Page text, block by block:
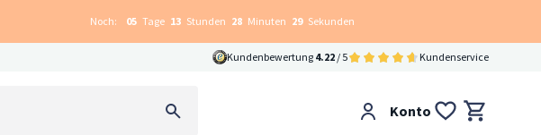
Noch: 05 Tage 13 Stunden 28 Minuten 28 Sekunden
Kundenbewertung 4.22 / 5 Kundenservice
Konto